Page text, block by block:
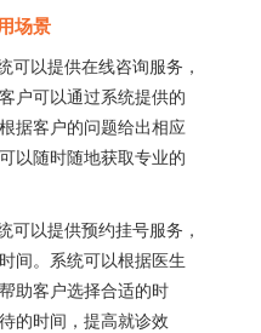
场景
可以提供在线咨询服务，
户可以通过系统提供的
据客户的问题给出相应
以随时随地获取专业的
可以提供预约挂号服务，
间。系统可以根据医生
助客户选择合适的时
的时间，提高就诊效